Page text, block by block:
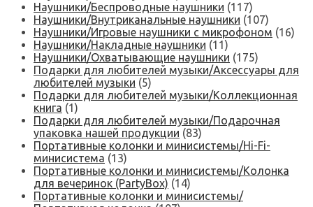
Наушники/Беспроводные наушники (117)
Наушники/Внутриканальные наушники (107)
Наушники/Игровые наушники с микрофоном (16)
Наушники/Накладные наушники (11)
Наушники/Охватывающие наушники (175)
Подарки для любителей музыки/Аксессуары для
любителей музыки (5)
Подарки для любителей музыки/Коллекционная
книга (1)
Подарки для любителей музыки/Подарочная
упаковка нашей продукции (83)
Портативные колонки и минисистемы/Hi-Fi-
минисистема (13)
Портативные колонки и минисистемы/Колонка
для вечеринок (PartyBox) (14)
Портативные колонки и минисистемы/